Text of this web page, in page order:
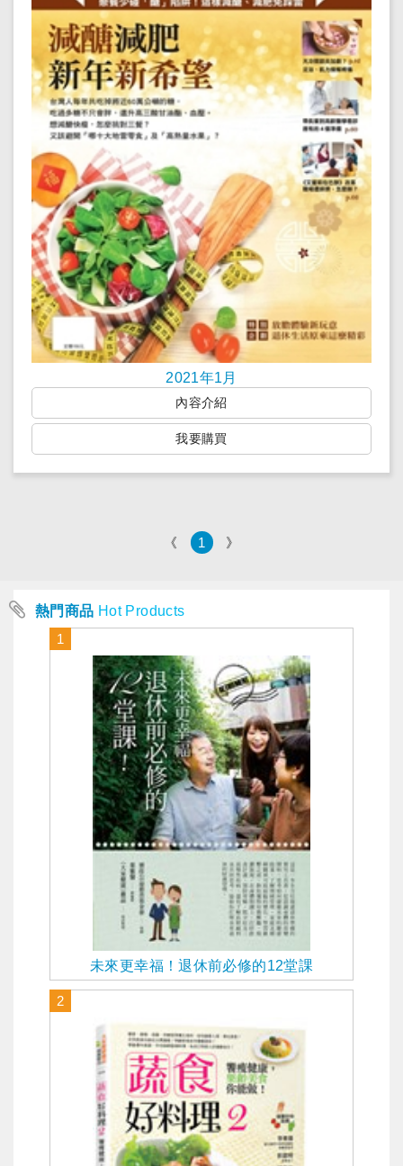
2021年1月
內容介紹
我要購買
《 1 》
熱門商品 Hot Products
1
未來更幸福！退休前必修的12堂課
2